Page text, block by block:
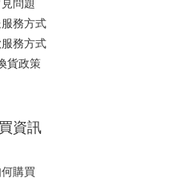
務方式
務方式
貨政策
資訊
購買